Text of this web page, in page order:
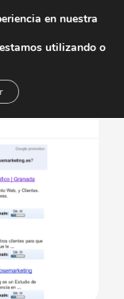
en nuestra
utilizando o